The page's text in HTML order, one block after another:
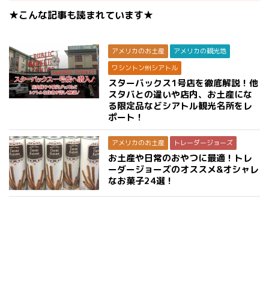
★こんな記事も読まれています★
アメリカのお土産
アメリカの観光地
ワシントン州シアトル
スターバックス1号店を徹底解説！他
スタバとの違いや店内、お土産にな
る限定品などシアトル観光名所をレ
ポート！
アメリカのお土産 トレーダージョーズ
お土産や日常のおやつに最適！トレ
ーダージョーズのオススメ&オシャレ
なお菓子24選！